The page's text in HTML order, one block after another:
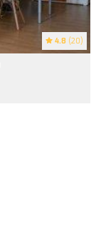
4.8 (20)